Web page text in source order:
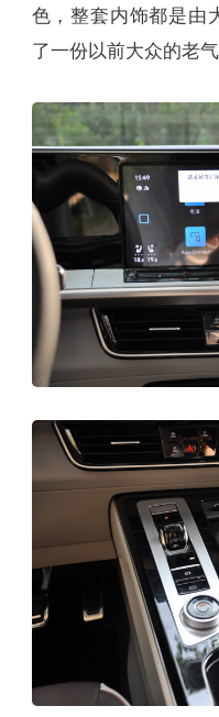
色，整套内饰都是由
了一份以前大众的老气